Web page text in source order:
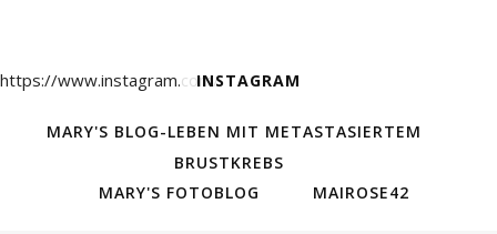
INSTAGRAM
https://www.instagram.com/
MARY'S BLOG-LEBEN MIT METASTASIERTEM
BRUSTKREBS
MARY'S FOTOBLOG
MAIROSE42